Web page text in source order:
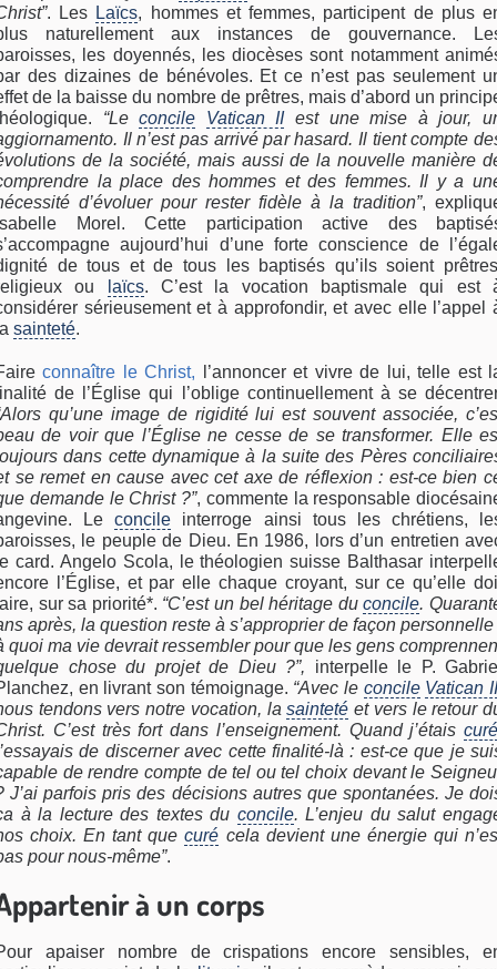
. Les Laïcs, hommes et femmes, participent de plus
naturellement aux instances de gouvernance.
les doyennés, les diocèses sont notamment
des dizaines de bénévoles. Et ce n’est pas seulement
de la baisse du nombre de prêtres, mais d’abord un
“Leconcile Vatican IIest une mise à jour,
Il n’est pas arrivé par hasard. Il tient compte
de la société, mais aussi de la nouvelle manière
la place des hommes et des femmes. Il y a
d’évoluer pour rester fidèle à la tradition”,
Morel. Cette participation active des
aujourd’hui d’une forte conscience de
de tous et de tous les baptisés qu’ils soient
ou
laïcs. C’est la vocation baptismale qui est
sérieusement et à approfondir, et avec elle l’appel
sainteté.
connaître le Christ, l’annoncer et vivre de lui, telle est
de l’Église qui l’oblige continuellement à se
qu’une image de rigidité lui est souvent associée,
de voir que l’Église ne cesse de se transformer. Elle
dans cette dynamique à la suite des Pères
se remet en cause avec cet axe de réflexion : est-ce bien
demande le Christ ?”, commente la responsable
Leconcile interroge ainsi tous les chrétiens,
le peuple de Dieu. En 1986, lors d’un entretien
card. Angelo Scola, le théologien suisse Balthasar
l’Église, et par elle chaque croyant, sur ce qu’elle
sur sa priorité*. “C’est un bel héritage duconcile.
après, la question reste à s’approprier de façon personnelle
quoi ma vie devrait ressembler pour que les gens
chose du projet de Dieu ?”, interpelle le P.
en livrant son témoignage. “Avec le concile Vatican
tendons vers notre vocation, lasainteté et vers le retour
C’est très fort dans l’enseignement. Quand j’étais curé
de discerner avec cette finalité-là : est-ce que je
de rendre compte de tel ou tel choix devant le
J’ai parfois pris des décisions autres que spontanées. Je
à la lecture des textes du concile. L’enjeu du salut
choix. En tant quecuré cela devient une énergie qui
pour nous-même”.
à un corps
apaiser nombre de crispations encore sensibles,